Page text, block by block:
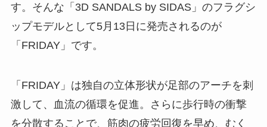
す。そんな「3D SANDALS by SIDAS」のフラグシ
ップモデルとして5月13日に発売されるのが
「FRIDAY」です。
「FRIDAY」は独自の立体形状が足部のアーチを刺
激して、血流の循環を促進。さらに歩行時の衝撃
を分散することで、筋肉の疲労回復を早め、むく